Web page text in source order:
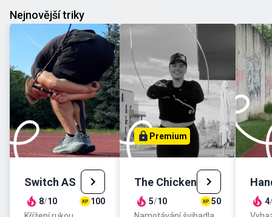
Nejnovější triky
Switch AS
8/10
100
Premium
The Chicken
5/10
50
4